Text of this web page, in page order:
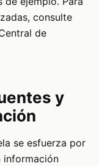
consulte
de
y
se esfuerza por
información